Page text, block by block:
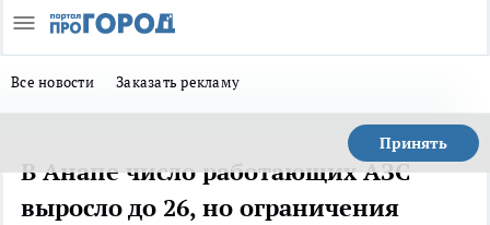
Все новости Заказать рекламу
Принять
В Анапе число работающих АЗС
выросло до 26, но ограничения